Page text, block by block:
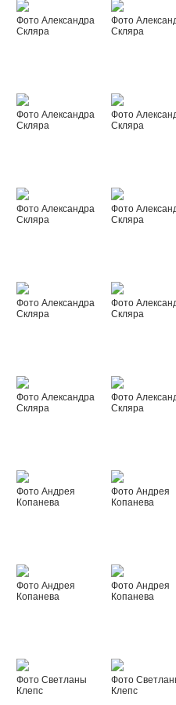
Фото Александра
Скляра
Фото
Скляра
Фото Александра
Скляра
Фото
Скляра
Фото Александра
Скляра
Фото
Скляра
Фото Александра
Скляра
Фото
Скляра
Фото Александра
Скляра
Фото
Скляра
Фото Андрея
Копанева
Фото Андрея
Копанева
Фото Андрея
Копанева
Фото Андрея
Копанева
Фото Светланы
Клепс
Фото
Клепс